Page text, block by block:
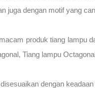
juga dengan motif yang
produk tiang lampu
Tiang lampu
dengan